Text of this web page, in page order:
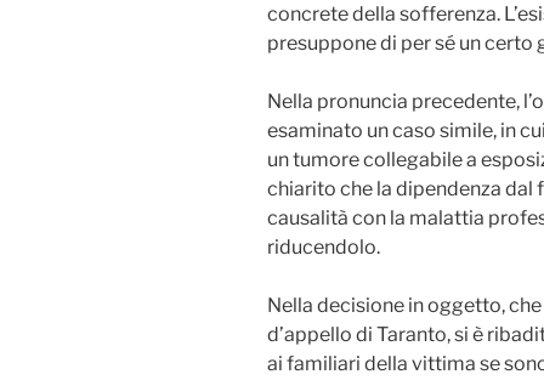
concrete della sofferenza.
presuppone di per sé un certo
Nella pronuncia precedente,
esaminato un caso simile, in
un tumore collegabile a
chiarito che la dipendenza dal
causalità con la malattia
riducendolo.
Nella decisione in oggetto,
d’appello di Taranto, si è
ai familiari della vittima se